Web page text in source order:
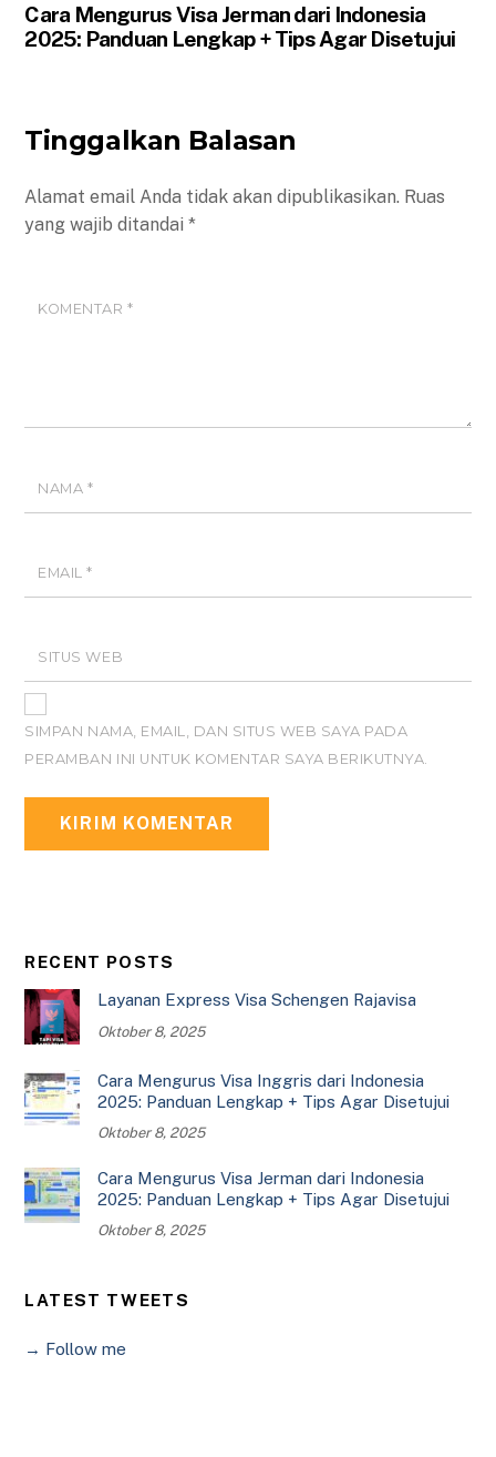
Cara Mengurus Visa Jerman dari Indonesia
2025: Panduan Lengkap + Tips Agar Disetujui
Tinggalkan Balasan
Alamat email Anda tidak akan dipublikasikan. Ruas
yang wajib ditandai*
KOMENTAR*
NAMA *
EMAIL*
SITUS WEB
SIMPAN NAMA, EMAIL, DAN SITUS WEB SAYA PADA
PERAMBAN INI UNTUK KOMENTAR SAYA BERIKUTNYA.
RECENT POSTS
Layanan Express Visa Schengen Rajavisa
Oktober 8, 2025
Cara Mengurus Visa Inggris dari Indonesia
2025: Panduan Lengkap + Tips Agar Disetujui
Oktober 8, 2025
Cara Mengurus Visa Jerman dari Indonesia
2025: Panduan Lengkap + Tips Agar Disetujui
Oktober 8, 2025
LATEST TWEETS
→ Follow me